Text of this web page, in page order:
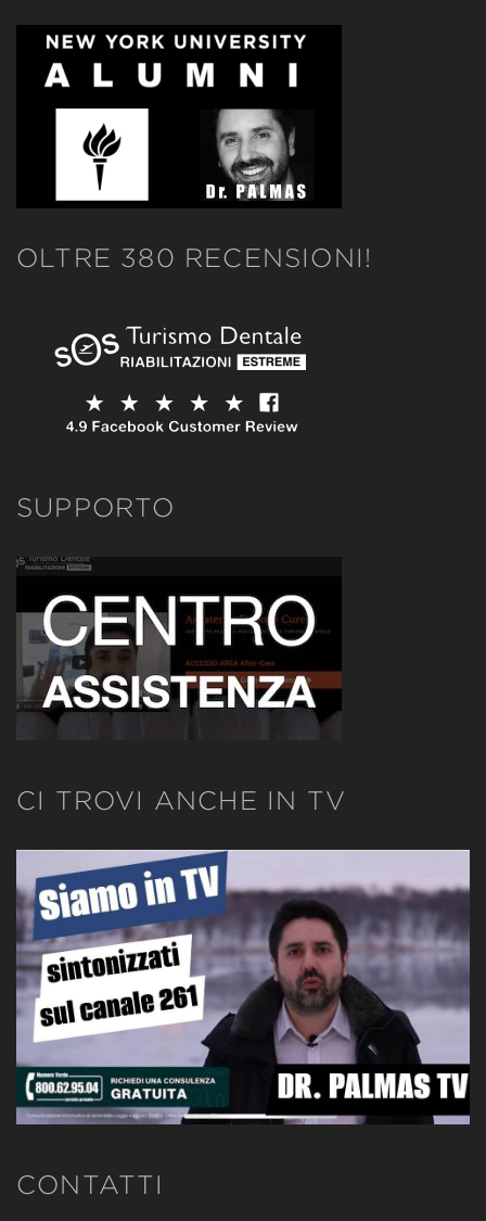
OLTRE 380 RECENSIONI!
SUPPORTO
CI TROVI ANCHE IN TV
CONTATTI